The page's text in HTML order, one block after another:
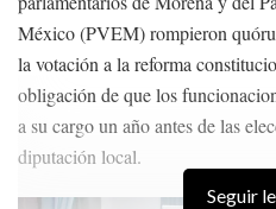
México (PVEM) rompieron
la votación a la reforma
obligación de que los
a su cargo un año antes de las
diputación local.
Seguir